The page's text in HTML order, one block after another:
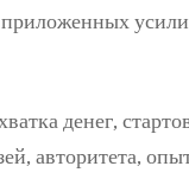
денег,
авторитета,